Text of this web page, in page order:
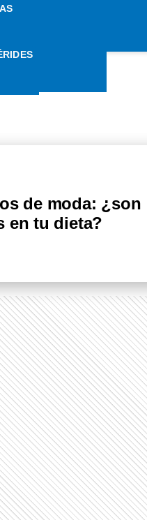
de moda: ¿son
en tu dieta?